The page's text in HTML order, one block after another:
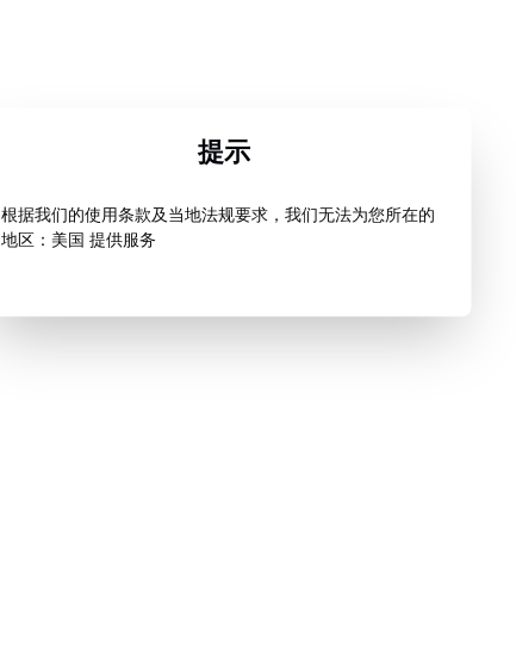
提示
根据我们的使用条款及当地法规要求，我们无法为您所在的
地区：美国 提供服务